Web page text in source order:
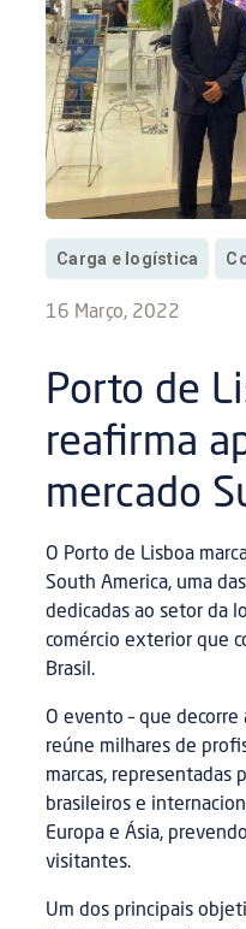
Carga e logística
16 Março, 2022
Porto de
reafirma
mercado
O Porto de Lisboa
South America, uma
dedicadas ao setor da
comércio exterior que
Brasil.
O evento – que
reúne milhares de
marcas, representadas
brasileiros e
Europa e Ásia,
visitantes.
Um dos principais